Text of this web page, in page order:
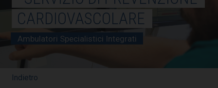
CARDIOVASCOLARE
Ambulatori Specialistici Integrati
Indietro